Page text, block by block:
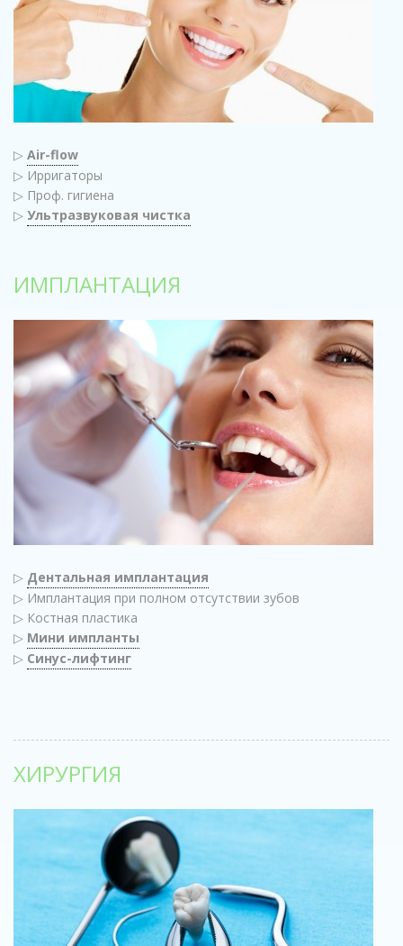
▷ Air-flow
▷ Ирригаторы
▷ Проф. гигиена
▷ Ультразвуковая чистка
ИМПЛАНТАЦИЯ
▷ Дентальная имплантация
▷ Имплантация при полном отсутствии зубов
▷ Костная пластика
▷ Мини импланты
▷ Синус-лифтинг
ХИРУРГИЯ